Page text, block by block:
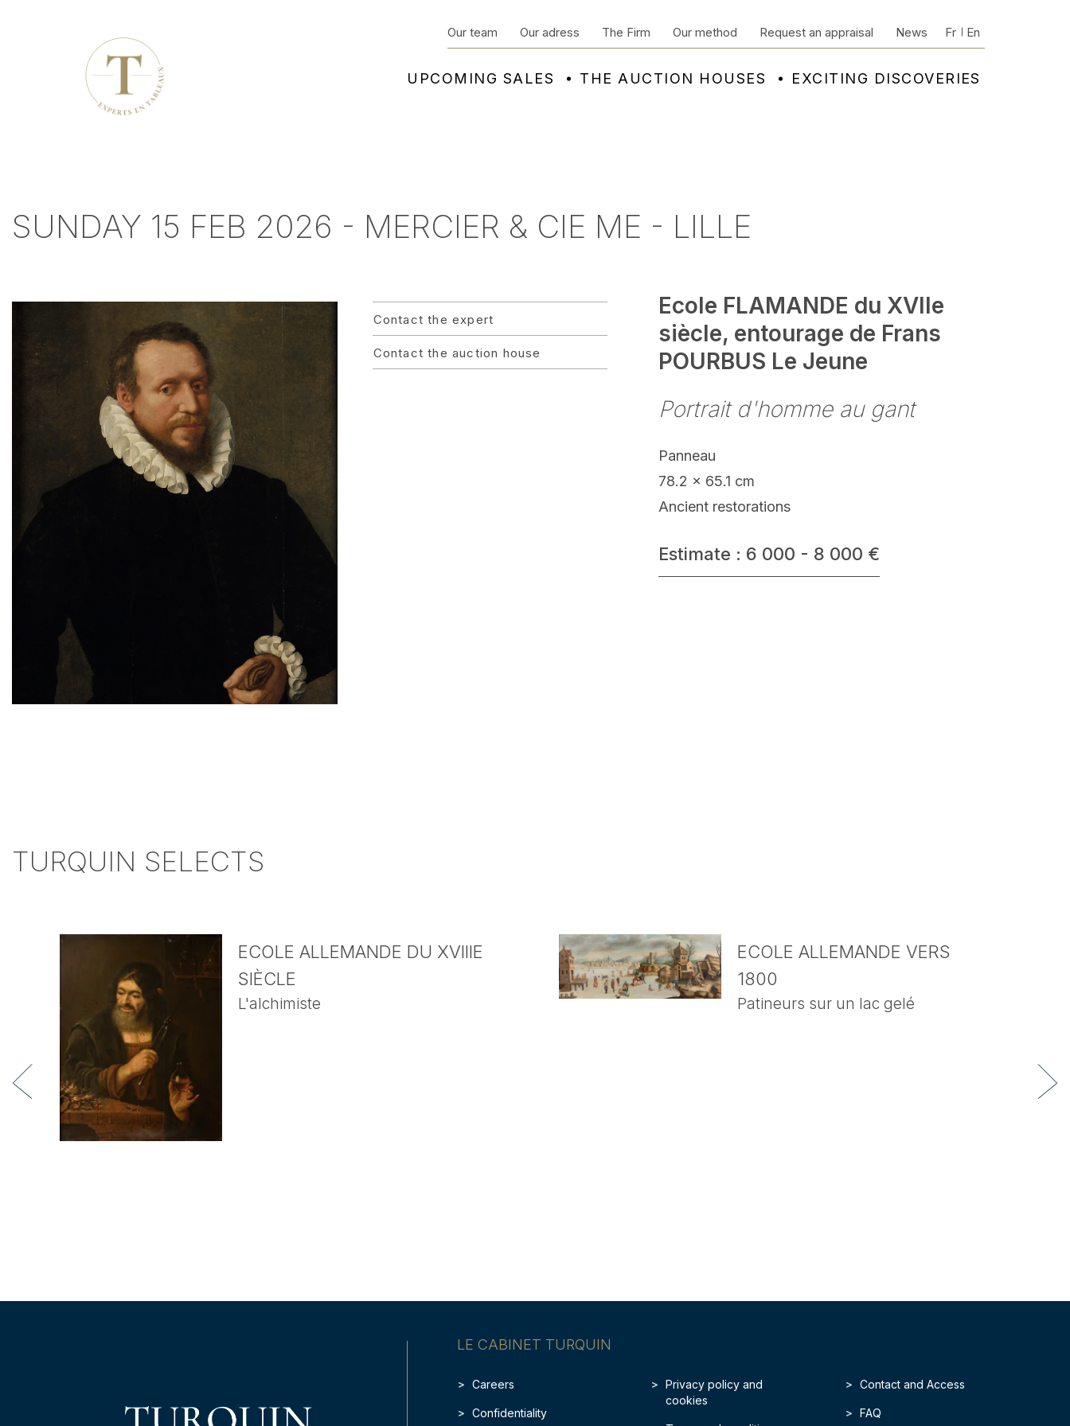
UPCOMING SALES THE AUCTION HOUSES EXCITING DISCOVERIES
Our team Our adress The Firm Our method Request an appraisal News Fr En
SUNDAY 15 FEB 2026 - MERCIER & CIE ME - LILLE
Contact the expert
Contact the auction house
Ecole FLAMANDE du XVIIe
siècle, entourage de Frans
POURBUS Le Jeune
Portrait d'homme au gant
Panneau
78.2 x 65.1 cm
Ancient restorations
Estimate : 6 000 - 8 000 €
TURQUIN SELECTS
ECOLE ALLEMANDE DU XVIIIE
SIÈCLE
L'alchimiste
ECOLE ALLEMANDE VERS
1800
Patineurs sur un lac gelé
LE CABINET TURQUIN
Careers
Confidentiality
Privacy policy and
cookies
Contact and Access
FAQ